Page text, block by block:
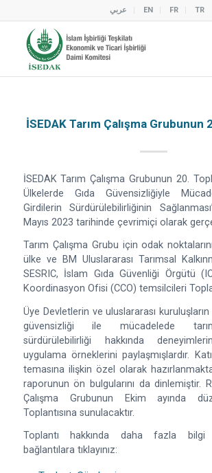
عربي EN FR TR
İSEDAK Tarım Çalışma Grubunun
İSEDAK Tarım Çalışma Grubunun 20.
Ülkelerde Gıda Güvensizliğiyle
Girdilerin Sürdürülebilirliğinin
Mayıs 2023 tarihinde çevrimiçi olarak
Tarım Çalışma Grubu için odak
ülke ve BM Uluslararası Tarımsal
SESRIC, İslam Gıda Güvenliği Örgütü
Koordinasyon Ofisi (CCO) temsilcileri
Üye Devletlerin ve uluslararası
güvensizliği ile mücadelede
sürdürülebilirliği hakkında
uygulama örneklerini paylaşmışlardır.
temasına ilişkin özel olarak
raporunun ön bulgularını da dinlemiştir.
Çalışma Grubunun Ekim ayında
Toplantısına sunulacaktır.
Toplantı hakkında daha fazla bilgi
bağlantılara tıklayınız: